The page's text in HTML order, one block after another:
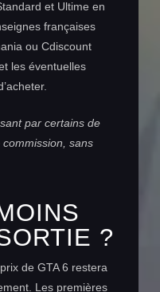
et Ultime en
françaises
ou Cdiscount
les éventuelles
par certains de
sans
?
de GTA 6 restera
Les premières